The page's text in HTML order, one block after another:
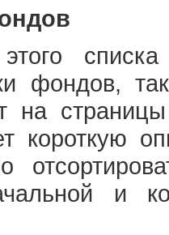
фондов,
на
короткую
и